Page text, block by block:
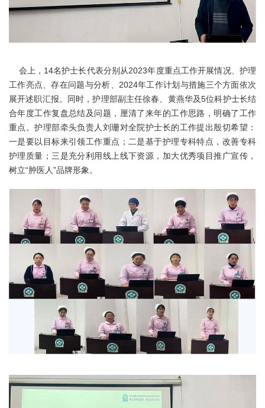
会上，14名护士长代表分别从2023年度重点工作开展情况、护理
工作亮点、存在问题与分析、2024年工作计划与措施三个方面依次
展开述职汇报。同时，护理部副主任徐春、黄燕华及5位科护士长结
合年度工作复盘总结及问题，厘清了来年的工作思路，明确了工作
重点。护理部牵头负责人刘珊对全院护士长的工作提出殷切希望：
一是要以目标来引领工作重点；二是基于护理专科特点，改善专科
护理质量；三是充分利用线上线下资源，加大优秀项目推广宣传，
树立“肿医人”品牌形象。